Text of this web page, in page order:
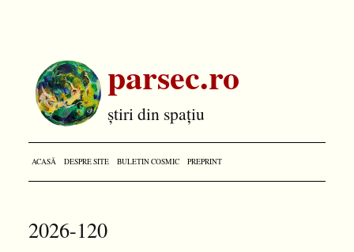
parsec.ro
știri din spațiu
ACASĂ DESPRE SITE BULETIN COSMIC PREPRINT
2026-120